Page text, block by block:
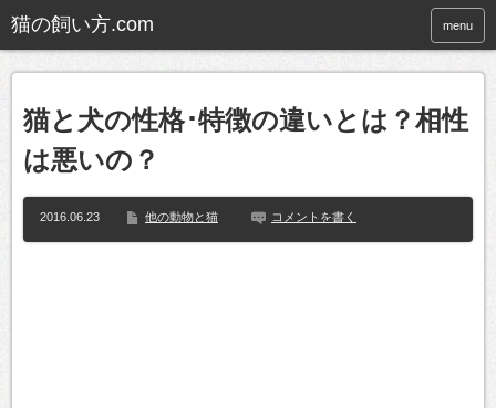
猫の飼い方.com menu
猫と犬の性格･特徴の違いとは？相性
は悪いの？
2016.06.23 他の動物と猫 コメントを書く